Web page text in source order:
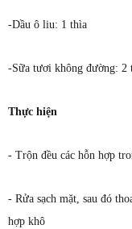
-Dầu ô liu: 1 thìa
-Sữa tươi không đường: 2
Thực hiện
- Trộn đều các hỗn hợp
- Rửa sạch mặt, sau đó
hợp khô